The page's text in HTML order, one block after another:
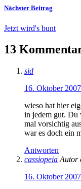
Nächster Beitrag
Jetzt wird's bunt
13
sid
16. Oktober
wieso hat hier
in jedem gut. Du
mal vorsichtig
war es doch ein
Antworten
cassiopeia Autor
16. Oktober